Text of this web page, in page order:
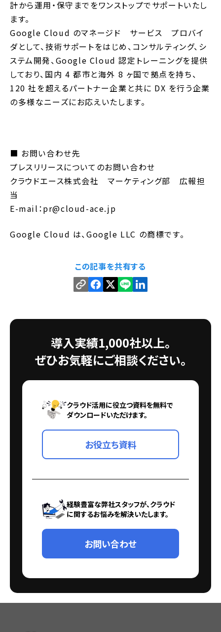
計から運用・保守までをワンストップでサポートいたし
ます。
Google Cloud のマネージド サービス プロバイ
ダとして、技術サポートをはじめ、コンサルティング、シ
ステム開発、Google Cloud 認定トレーニングを提供
しており、国内 4 都市と海外 8 ヶ国で拠点を持ち、
120 社を超えるパートナー企業と共に DX を行う企業
の多様なニーズにお応えいたします。
■ お問い合わせ先
プレスリリースについてのお問い合わせ
クラウドエース株式会社 マーケティング部 広報担
当
E-mail：pr@cloud-ace.jp
Google Cloud は、Google LLC の商標です。
この記事を共有する
導入実績1,000社以上。
ぜひお気軽にご相談ください。
クラウド活用に役立つ資料を無料で
ダウンロードいただけます。
お役立ち資料
経験豊富な弊社スタッフが、クラウド
に関するお悩みを解決いたします。
お問い合わせ